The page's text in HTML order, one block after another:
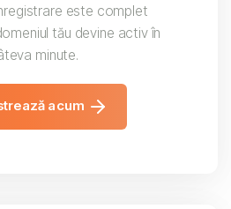
este complet
tău devine activ în
minute.
acum